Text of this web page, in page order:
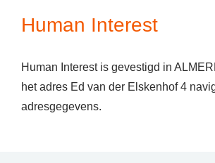
Human Interest
Human Interest is gevestigd in
het adres Ed van der Elskenhof 4
adresgegevens.